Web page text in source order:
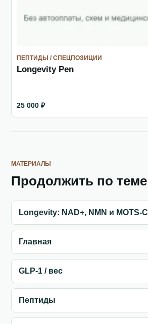
ПЕПТИДЫ / СПЕЦПОЗИЦИИ
Longevity Pen
25 000 ₽
МАТЕРИАЛЫ
Продолжить по теме
Longevity: NAD+, NMN и MOTS-C
Главная
GLP-1 / вес
Пептиды